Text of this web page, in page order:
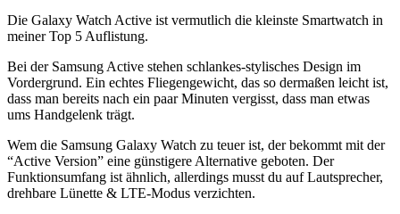
Die Galaxy Watch Active ist vermutlich die kleinste Smartwatch in
meiner Top 5 Auflistung.
Bei der Samsung Active stehen schlankes-stylisches Design im
Vordergrund. Ein echtes Fliegengewicht, das so dermaßen leicht ist,
dass man bereits nach ein paar Minuten vergisst, dass man etwas
ums Handgelenk trägt.
Wem die Samsung Galaxy Watch zu teuer ist, der bekommt mit der
“Active Version” eine günstigere Alternative geboten. Der
Funktionsumfang ist ähnlich, allerdings musst du auf Lautsprecher,
drehbare Lünette & LTE-Modus verzichten.